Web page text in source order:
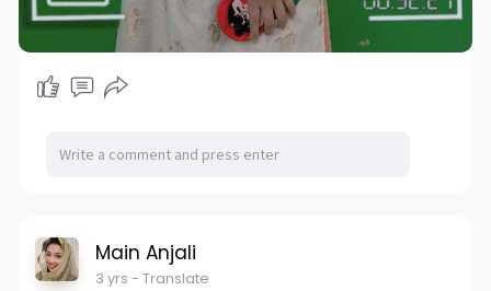
Main Anjali
3 yrs - Translate